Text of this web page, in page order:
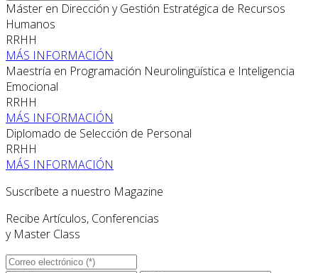
Máster en Dirección y Gestión Estratégica de Recursos
Humanos
RRHH
MÁS INFORMACIÓN
Maestría en Programación Neurolingüística e Inteligencia
Emocional
RRHH
MÁS INFORMACIÓN
Diplomado de Selección de Personal
RRHH
MÁS INFORMACIÓN
Suscríbete a nuestro Magazine
Recibe Artículos, Conferencias
y Master Class